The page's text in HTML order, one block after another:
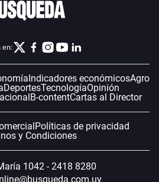
en:
Indicadores económicosAgro
DeportesTecnologíaOpinión
B-contentCartas al Director
Políticas de privacidad
y Condiciones
1042 - 2418 8280